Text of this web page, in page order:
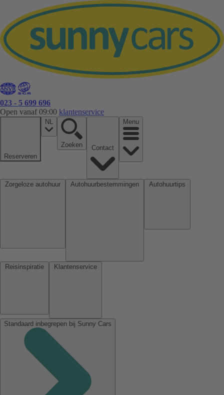
023 - 5 699 696
Open vanaf 09:00 klantenservice
Reserveren
NL
Zoeken
Menu
Standaard inbegrepen bij Sunny Cars